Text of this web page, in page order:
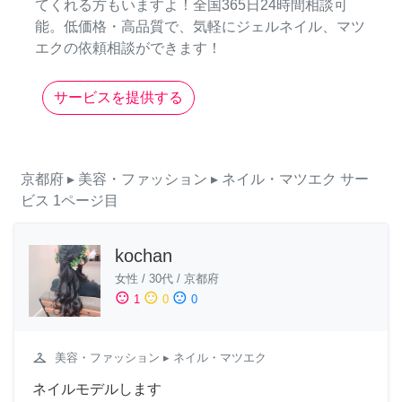
てくれる方もいますよ！全国365日24時間相談可
能。低価格・高品質で、気軽にジェルネイル、マツ
エクの依頼相談ができます！
サービスを提供する
京都府 ▸ 美容・ファッション ▸ ネイル・マツエク サー
ビス 1ページ目
kochan
女性 / 30代 / 京都府
sentiment_satisfied 1 sentiment_neutral 0 sentiment_dissatisfied 0
checkroom 美容・ファッション ▸ ネイル・マツエク
ネイルモデルします